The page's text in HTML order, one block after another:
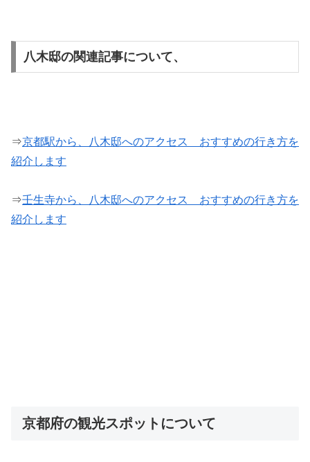
八木邸の関連記事について、
⇒京都駅から、八木邸へのアクセス おすすめの行き方を
紹介します
⇒壬生寺から、八木邸へのアクセス おすすめの行き方を
紹介します
京都府の観光スポットについて